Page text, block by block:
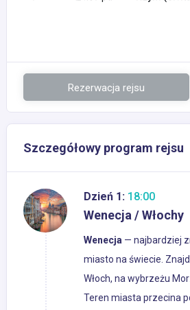
Rezerwacja rejsu
Szczegółowy program rejsu
Dzień 1: 18:00
Wenecja / Włochy
Wenecja — najbardziej
miasto na świecie.
Włoch, na wybrzeżu
Teren miasta przecina